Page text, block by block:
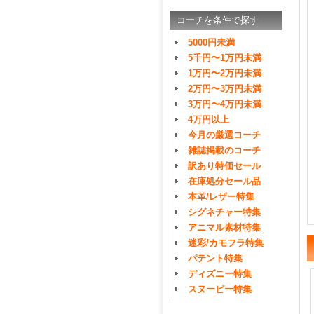
コーチを条件で探す
5000円未満
5千円〜1万円未満
1万円〜2万円未満
2万円〜3万円未満
3万円〜4万円未満
4万円以上
今月の厳選コーチ
雑誌掲載のコーチ
訳あり特価セール
在庫処分セール品
本革/レザー特集
シグネチャー特集
アニマル素材特集
迷彩/カモフラ特集
パテント特集
ディズニー特集
スヌーピー特集